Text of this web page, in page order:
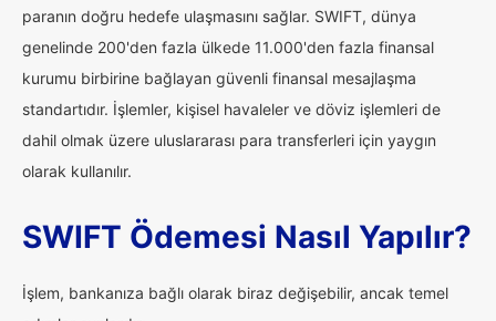
paranın doğru hedefe ulaşmasını sağlar. SWIFT, dünya
genelinde 200'den fazla ülkede 11.000'den fazla finansal
kurumu birbirine bağlayan güvenli finansal mesajlaşma
standartıdır. İşlemler, kişisel havaleler ve döviz işlemleri de
dahil olmak üzere uluslararası para transferleri için yaygın
olarak kullanılır.
SWIFT Ödemesi Nasıl Yapılır?
İşlem, bankanıza bağlı olarak biraz değişebilir, ancak temel